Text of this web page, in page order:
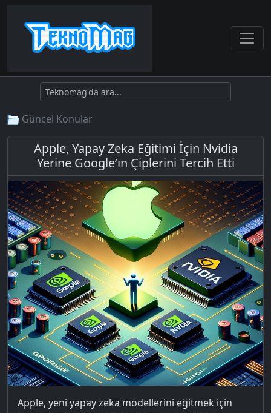
Güncel Konular
Apple, Yapay Zeka Eğitimi İçin Nvidia
Yerine Google’ın Çiplerini Tercih Etti
Apple, yeni yapay zeka modellerini eğitmek için